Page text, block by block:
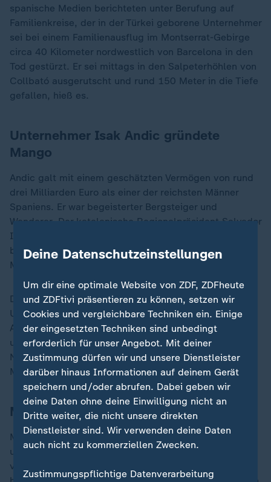
spanische Medien berichteten unter Berufung auf
Familienkreise, der in der Türkei geborene Unternehmer
sei bei einem Familienausflug im Montserrat-Gebirge
circa 40 Kilometer nordwestlich von Barcelona in den
Tod gestürzt. Er sei mittags in den Salpeterhöhlen von
Collbató ausgerutscht und rund 150 Meter in die Tiefe
gefallen, hieß es.
Unternehmer Isak Andic gründete
Mango
Andic galt mit einem geschätzten Vermögen von rund
drei Milliarden Euro als einer der reichsten Männer
Spaniens. Er war begeisterter Bergsteiger und
Wanderer. Der katalanische Regionalpräsident Salvador
Illa schrieb auf der Nachrichtenplattform X, er sei
bestürzt. Andic habe die katalanische und globale
Modebranche unauslöschlich geprägt.
Die Familie des 1953 in Istanbul geborenen
Unternehmers war 1969 nach Spanien ausgewandert.
Anfang der 1980er Jahre eröffnete Andic in Barcelona
und in Madrid mehrere Modegeschäfte unter dem
Namen Isak Jeans. Vor 40 Jahren benannte er diese in
Mango um.
Mango brach 2023 Umsatzrekord
Mit 2.700 Verkaufspunkten in mehr als 120 Ländern
und mehr als 15.000 Mitarbeitern schloss Mango das
vergangene Geschäftsjahr 2023 mit einem
Deine Datenschutzeinstellungen
Um dir eine optimale Website von ZDF, ZDFheute
und ZDFtivi präsentieren zu können, setzen wir
Cookies und vergleichbare Techniken ein. Einige
der eingesetzten Techniken sind unbedingt
erforderlich für unser Angebot. Mit deiner
Zustimmung dürfen wir und unsere Dienstleister
darüber hinaus Informationen auf deinem Gerät
speichern und/oder abrufen. Dabei geben wir
deine Daten ohne deine Einwilligung nicht an
Dritte weiter, die nicht unsere direkten
Dienstleister sind. Wir verwenden deine Daten
auch nicht zu kommerziellen Zwecken.
Zustimmungspflichtige Datenverarbeitung